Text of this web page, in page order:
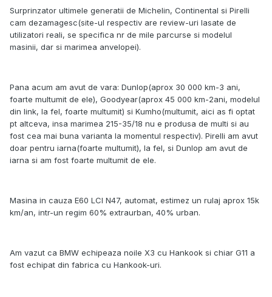
Surprinzator ultimele generatii de Michelin, Continental si Pirelli
cam dezamagesc(site-ul respectiv are review-uri lasate de
utilizatori reali, se specifica nr de mile parcurse si modelul
masinii, dar si marimea anvelopei).
Pana acum am avut de vara: Dunlop(aprox 30 000 km-3 ani,
foarte multumit de ele), Goodyear(aprox 45 000 km-2ani, modelul
din link, la fel, foarte multumit) si Kumho(multumit, aici as fi optat
pt altceva, insa marimea 215-35/18 nu e produsa de multi si au
fost cea mai buna varianta la momentul respectiv). Pirelli am avut
doar pentru iarna(foarte multumit), la fel, si Dunlop am avut de
iarna si am fost foarte multumit de ele.
Masina in cauza E60 LCI N47, automat, estimez un rulaj aprox 15k
km/an, intr-un regim 60% extraurban, 40% urban.
Am vazut ca BMW echipeaza noile X3 cu Hankook si chiar G11 a
fost echipat din fabrica cu Hankook-uri.